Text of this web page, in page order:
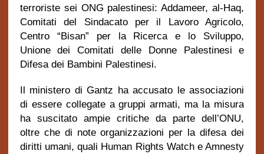
terroriste sei ONG palestinesi: Addameer, al-Haq,
Comitati del Sindacato per il Lavoro Agricolo,
Centro “Bisan” per la Ricerca e lo Sviluppo,
Unione dei Comitati delle Donne Palestinesi e
Difesa dei Bambini Palestinesi.
Il ministero di Gantz ha accusato le associazioni
di essere collegate a gruppi armati, ma la misura
ha suscitato ampie critiche da parte dell’ONU,
oltre che di note organizzazioni per la difesa dei
diritti umani, quali Human Rights Watch e Amnesty